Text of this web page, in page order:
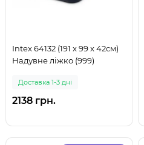
Intex 64132 (191 x 99 x 42см)
Надувне ліжко (999)
Доставка 1-3 дні
2138 грн.